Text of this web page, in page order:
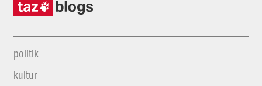
politik
kultur